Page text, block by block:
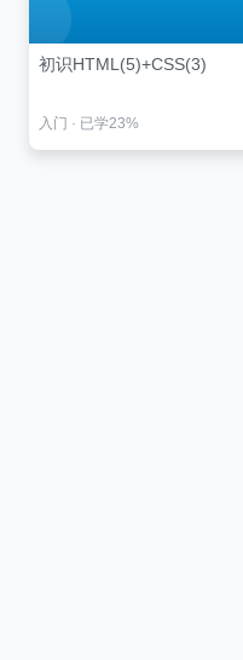
初识HTML(5)+CSS(3)
入门 · 已学23%